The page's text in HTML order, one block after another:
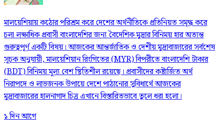
মালয়েশিয়ায় কঠোর পরিশ্রম করে দেশের অর্থনীতিকে প্রতিনিয়ত সমৃদ্ধ করে
চলা লক্ষাধিক প্রবাসী বাংলাদেশির জন্য বৈদেশিক মুদ্রার বিনিময় হার অত্যন্ত
গুরুত্বপূর্ণ একটি বিষয়। আজকের আন্তর্জাতিক ও দেশীয় মুদ্রাবাজারের সর্বশেষ
সূচক অনুযায়ী, মালয়েশিয়ান রিংগিতের (MYR) বিপরীতে বাংলাদেশি টাকার
(BDT) বিনিময় মূল্য বেশ স্থিতিশীল রয়েছে। প্রবাসীদের কষ্টার্জিত অর্থ
নিরাপদে ও লাভজনক উপায়ে দেশে পাঠানোর সুবিধার্থে আজকের
মুদ্রাবাজারের হালনাগাদ চিত্র এখানে বিস্তারিতভাবে তুলে ধরা হলো।
১ দিন আগে